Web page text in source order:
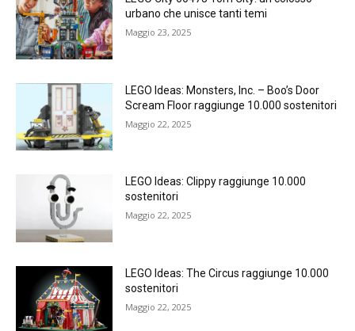
urbano che unisce tanti temi
Maggio 23, 2025
LEGO Ideas: Monsters, Inc. – Boo’s Door
Scream Floor raggiunge 10.000 sostenitori
Maggio 22, 2025
LEGO Ideas: Clippy raggiunge 10.000
sostenitori
Maggio 22, 2025
LEGO Ideas: The Circus raggiunge 10.000
sostenitori
Maggio 22, 2025